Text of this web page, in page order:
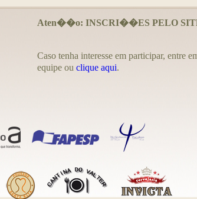
Aten��o: INSCRI��ES PELO
Caso tenha interesse em participar, entre
equipe ou clique aqui.